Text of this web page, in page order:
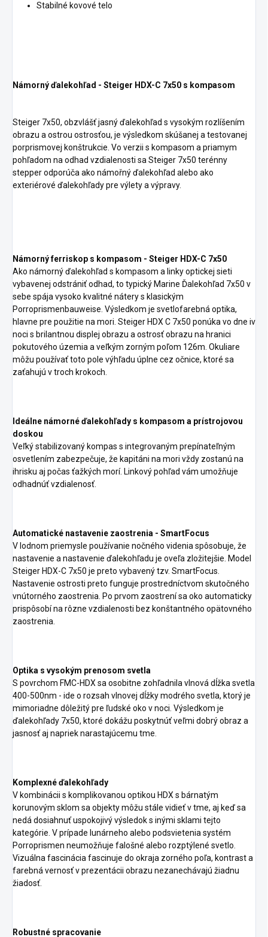
Stabilné kovové telo
Námorný ďalekohľad - Steiger HDX-C 7x50 s kompasom
Steiger 7x50, obzvlášť jasný ďalekohľad s vysokým rozlíšením
obrazu a ostrou ostrosťou, je výsledkom skúšanej a testovanej
porprismovej konštrukcie. Vo verzii s kompasom a priamym
pohľadom na odhad vzdialenosti sa Steiger 7x50 terénny
stepper odporúča ako námořný ďalekohľad alebo ako
exteriérové ďalekohľady pre výlety a výpravy.
Námorný ferriskop s kompasom - Steiger HDX-C 7x50
Ako námorný ďalekohľad s kompasom a linky optickej sieti
vybavenej odstrániť odhad, to typický Marine Ďalekohľad 7x50 v
sebe spája vysoko kvalitné nátery s klasickým
Porroprismenbauweise. Výsledkom je svetlofarebná optika,
hlavne pre použitie na mori. Steiger HDX C 7x50 ponúka vo dne iv
noci s brilantnou displej obrazu a ostrosť obrazu na hranici
pokutového územia a veľkým zorným poľom 126m. Okuliare
môžu používať toto pole výhľadu úplne cez očnice, ktoré sa
zaťahujú v troch krokoch.
Ideálne námorné ďalekohľady s kompasom a prístrojovou
doskou
Veľký stabilizovaný kompas s integrovaným prepínateľným
osvetlením zabezpečuje, že kapitáni na mori vždy zostanú na
ihrisku aj počas ťažkých morí. Linkový pohľad vám umožňuje
odhadnúť vzdialenosť.
Automatické nastavenie zaostrenia - SmartFocus
V lodnom priemysle používanie nočného videnia spôsobuje, že
nastavenie a nastavenie ďalekohľadu je oveľa zložitejšie. Model
Steiger HDX-C 7x50 je preto vybavený tzv. SmartFocus.
Nastavenie ostrosti preto funguje prostredníctvom skutočného
vnútorného zaostrenia. Po prvom zaostrení sa oko automaticky
prispôsobí na rôzne vzdialenosti bez konštantného opätovného
zaostrenia.
Optika s vysokým prenosom svetla
S povrchom FMC-HDX sa osobitne zohľadnila vlnová dĺžka svetla
400-500nm - ide o rozsah vlnovej dĺžky modrého svetla, ktorý je
mimoriadne dôležitý pre ľudské oko v noci. Výsledkom je
ďalekohľady 7x50, ktoré dokážu poskytnúť veľmi dobrý obraz a
jasnosť aj napriek narastajúcemu tme.
Komplexné ďalekohľady
V kombinácii s komplikovanou optikou HDX s bárnatým
korunovým sklom sa objekty môžu stále vidieť v tme, aj keď sa
nedá dosiahnuť uspokojivý výsledok s inými sklami tejto
kategórie. V prípade lunárneho alebo podsvietenia systém
Porroprismen neumožňuje falošné alebo rozptýlené svetlo.
Vizuálna fascinácia fascinuje do okraja zorného poľa, kontrast a
farebná vernosť v prezentácii obrazu nezanechávajú žiadnu
žiadosť.
Robustné spracovanie